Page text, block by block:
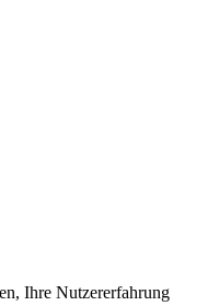
Ihre Nutzererfahrung